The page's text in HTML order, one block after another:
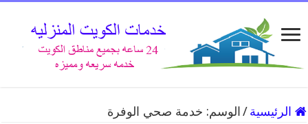
الرئيسية / الوسم: خدمة صحي الوفرة